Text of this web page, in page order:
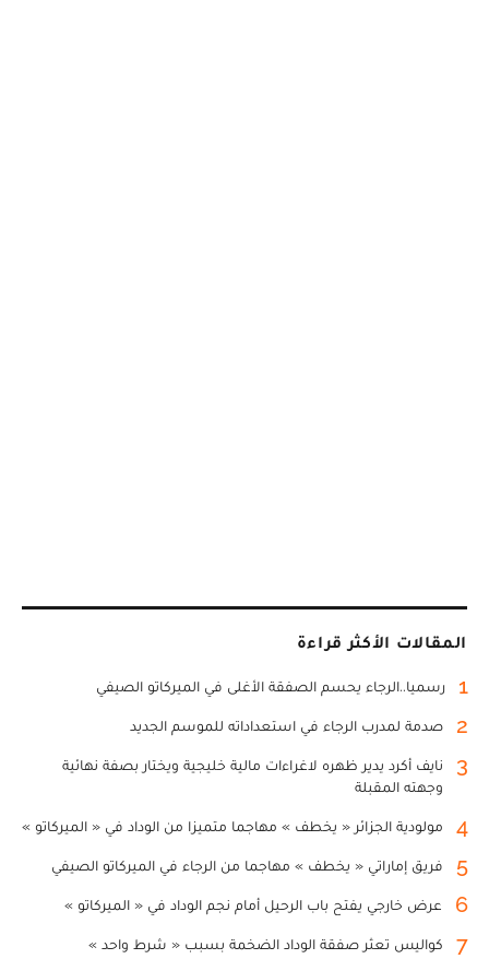
المقالات الأكثر قراءة
1 رسميا..الرجاء يحسم الصفقة الأغلى في الميركاتو الصيفي
2 صدمة لمدرب الرجاء في استعداداته للموسم الجديد
3
نايف أكرد يدير ظهره لاغراءات مالية خليجية ويختار بصفة نهائية
وجهته المقبلة
4 مولودية الجزائر « يخطف » مهاجما متميزا من الوداد في « الميركاتو »
5 فريق إماراتي « يخطف » مهاجما من الرجاء في الميركاتو الصيفي
6 عرض خارجي يفتح باب الرحيل أمام نجم الوداد في « الميركاتو »
7 كواليس تعثر صفقة الوداد الضخمة بسبب « شرط واحد »